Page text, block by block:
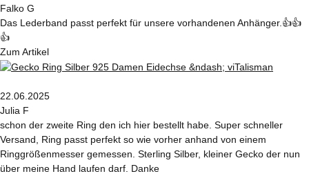
Falko G
Das Lederband passt perfekt für unsere vorhandenen Anhänger.👍👍
👍
Zum Artikel
22.06.2025
Julia F
schon der zweite Ring den ich hier bestellt habe. Super schneller
Versand, Ring passt perfekt so wie vorher anhand von einem
Ringgrößenmesser gemessen. Sterling Silber, kleiner Gecko der nun
über meine Hand laufen darf. Danke